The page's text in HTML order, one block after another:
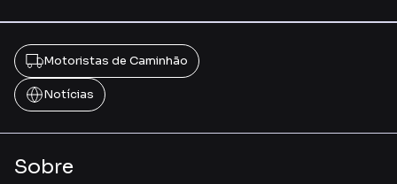
Motoristas de Caminhão
Notícias
Sobre